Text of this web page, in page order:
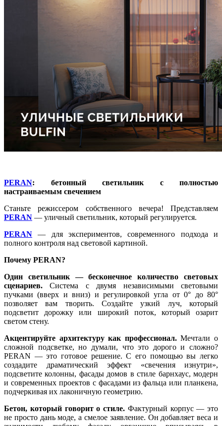
PERAN: бетонный светильник с полностью
настраиваемым свечением
Станьте режиссером собственного вечера!
Представляем
PERAN — уличный светильник, который регулируется.
PERAN — для экспериментов, современного подхода и
полного контроля над световой картиной.
Почему PERAN?
Один светильник — бесконечное количество световых
сценариев. Система с двумя независимыми световыми
пучками (вверх и вниз) и регулировкой угла от 0° до 80°
позволяет вам творить. Создайте узкий луч, который
подсветит дорожку или широкий поток, который озарит
светом стену.
Акцентируйте архитектуру как профессионал.Мечтали о
сложной подсветке, но думали, что это дорого и сложно?
PERAN — это готовое решение. С его помощью вы легко
создадите драматический эффект «свечения изнутри»,
подсветите колонны, фасады домов в стиле барнхаус, модерн
и современных проектов с фасадами из фальца или планкена,
подчеркивая их лаконичную геометрию.
Бетон, который говорит о стиле. Фактурный корпус — это
не просто дань моде, а смелое заявление. Он добавляет веса и